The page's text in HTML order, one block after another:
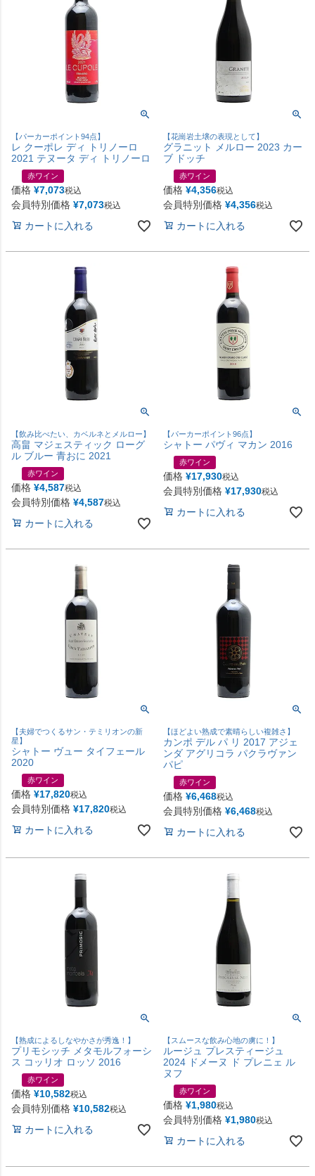
【パーカーポイント94点】
レ クーポレ ディ トリノーロ
2021 テヌータ ディ トリノーロ
赤ワイン
価格 ¥7,073税込
会員特別価格 ¥7,073税込
カートに入れる
【花崗岩土壌の表現として】
グラニット メルロー 2023 カー
ブ ドッチ
赤ワイン
価格 ¥4,356税込
会員特別価格 ¥4,356税込
カートに入れる
【飲み比べたい、カベルネとメルロー】
高畠 マジェスティック ローグ
ル ブルー 青おに 2021
赤ワイン
価格 ¥4,587税込
会員特別価格 ¥4,587税込
カートに入れる
【パーカーポイント96点】
シャトー パヴィ マカン 2016
赤ワイン
価格 ¥17,930税込
会員特別価格 ¥17,930税込
カートに入れる
【夫婦でつくるサン・テミリオンの新
星】
シャトー ヴュー タイフェール
2020
赤ワイン
価格 ¥17,820税込
会員特別価格 ¥17,820税込
カートに入れる
【ほどよい熟成で素晴らしい複雑さ】
カンポ デル パ リ 2017 アジェ
ンダ アグリコラ パクラヴァン
パピ
赤ワイン
価格 ¥6,468税込
会員特別価格 ¥6,468税込
カートに入れる
【熟成によるしなやかさが秀逸！】
プリモシッチ メタモルフォーシ
ス コッリオ ロッソ 2016
赤ワイン
価格 ¥10,582税込
会員特別価格 ¥10,582税込
カートに入れる
【スムースな飲み心地の虜に！】
ルージュ プレスティージュ
2024 ドメーヌ ド プレニェ ル
ヌフ
赤ワイン
価格 ¥1,980税込
会員特別価格 ¥1,980税込
カートに入れる